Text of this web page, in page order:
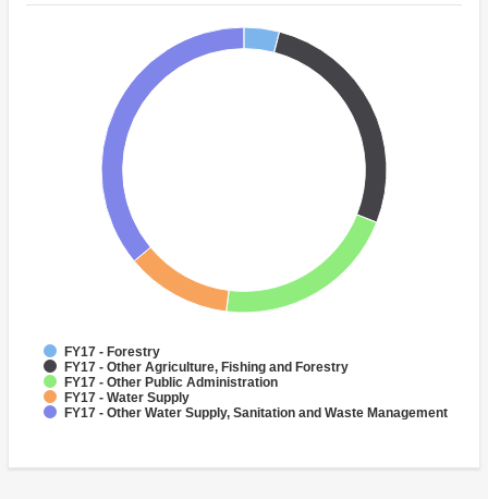
FY17 - Forestry
FY17 - Other Agriculture, Fishing and Forestry
FY17 - Other Public Administration
FY17 - Water Supply
FY17 - Other Water Supply, Sanitation and Waste Management